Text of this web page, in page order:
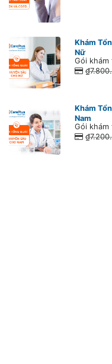
Khám
Nữ
Khám
Nam